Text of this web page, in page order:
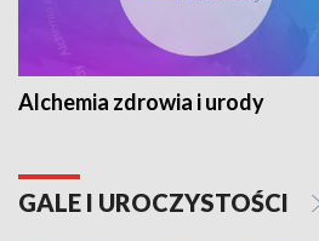
Alchemia zdrowia i urody
GALE I UROCZYSTOŚCI